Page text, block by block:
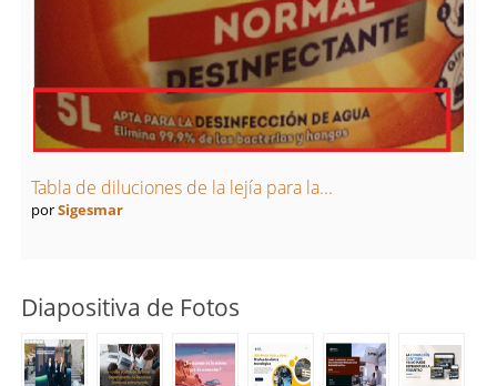
Tabla de diluciones de la lejía para la...
porSigesmar
Diapositiva de Fotos